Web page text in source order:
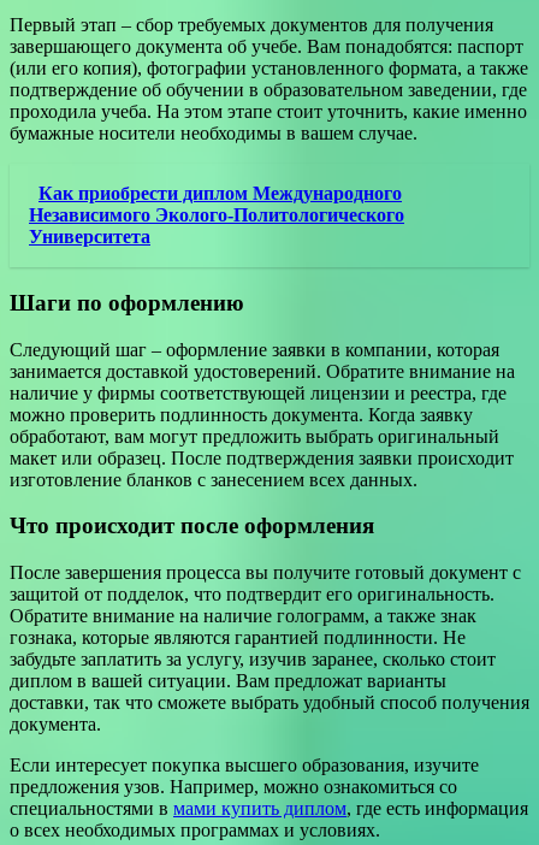
Первый этап – сбор требуемых документов для получения
завершающего документа об учебе. Вам понадобятся: паспорт
(или его копия), фотографии установленного формата, а также
подтверждение об обучении в образовательном заведении, где
проходила учеба. На этом этапе стоит уточнить, какие именно
бумажные носители необходимы в вашем случае.
Как приобрести диплом Международного
Независимого Эколого-Политологического
Университета
Шаги по оформлению
Следующий шаг – оформление заявки в компании, которая
занимается доставкой удостоверений. Обратите внимание на
наличие у фирмы соответствующей лицензии и реестра, где
можно проверить подлинность документа. Когда заявку
обработают, вам могут предложить выбрать оригинальный
макет или образец. После подтверждения заявки происходит
изготовление бланков с занесением всех данных.
Что происходит после оформления
После завершения процесса вы получите готовый документ с
защитой от подделок, что подтвердит его оригинальность.
Обратите внимание на наличие голограмм, а также знак
гознака, которые являются гарантией подлинности. Не
забудьте заплатить за услугу, изучив заранее, сколько стоит
диплом в вашей ситуации. Вам предложат варианты
доставки, так что сможете выбрать удобный способ получения
документа.
Если интересует покупка высшего образования, изучите
предложения узов. Например, можно ознакомиться со
специальностями в мами купить диплом, где есть информация
о всех необходимых программах и условиях.